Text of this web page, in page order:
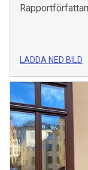
LADDA NED BILD